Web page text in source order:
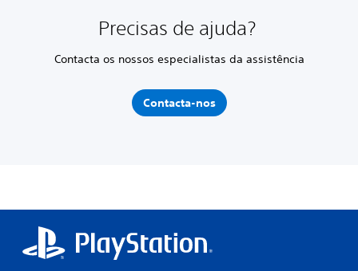
Precisas de ajuda?
Contacta os nossos especialistas da assistência
Contacta-nos